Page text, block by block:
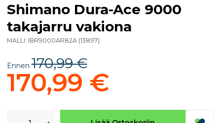
Shimano Dura-Ace 9000
takajarru vakiona
MALLI: IBR9000AR82A (13897)
Ennen 170,99 €
170,99 €